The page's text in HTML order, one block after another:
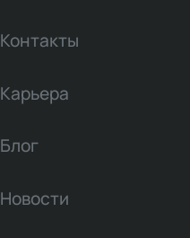
Контакты
Карьера
Блог
Новости